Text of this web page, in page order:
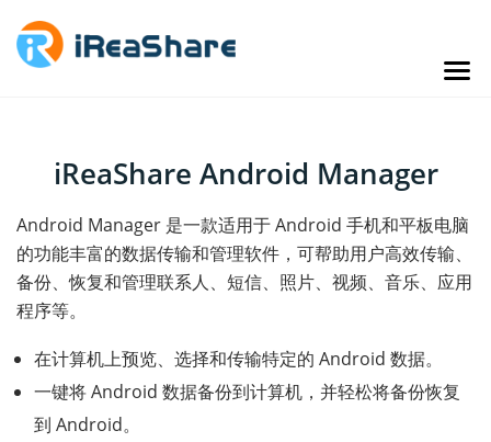
iReaShare Android Manager
Android Manager 是一款适用于 Android 手机和平板电脑
的功能丰富的数据传输和管理软件，可帮助用户高效传输、
备份、恢复和管理联系人、短信、照片、视频、音乐、应用
程序等。
在计算机上预览、选择和传输特定的 Android 数据。
一键将 Android 数据备份到计算机，并轻松将备份恢复
到 Android。